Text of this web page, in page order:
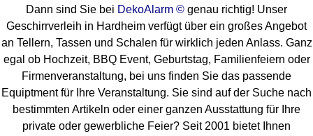
Dann sind Sie bei DekoAlarm © genau richtig! Unser
Geschirrverleih in Hardheim verfügt über ein großes Angebot
an Tellern, Tassen und Schalen für wirklich jeden Anlass. Ganz
egal ob Hochzeit, BBQ Event, Geburtstag, Familienfeiern oder
Firmenveranstaltung, bei uns finden Sie das passende
Equiptment für Ihre Veranstaltung. Sie sind auf der Suche nach
bestimmten Artikeln oder einer ganzen Ausstattung für Ihre
private oder gewerbliche Feier? Seit 2001 bietet Ihnen